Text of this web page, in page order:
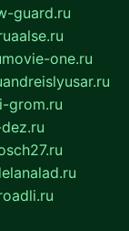
guard.ru
aalse.ru
movie-one.ru
andreislyusar.ru
grom.ru